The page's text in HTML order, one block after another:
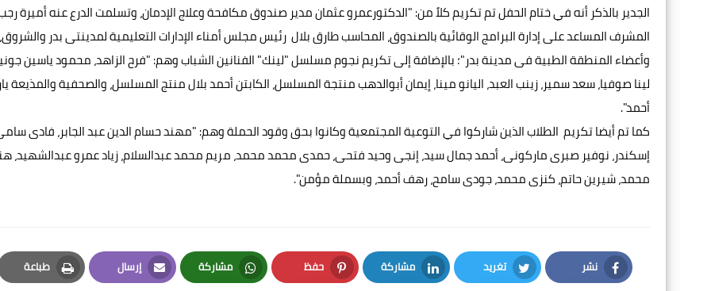
الجدير بالذكر أنه في ختام الحفل تم تكريم كلاً من: "الدكتورعمرو عثمان مدير صندوق مكافحة وعلاج الإدمان، وتسلمت الدرع عنه أميرة
المشرف المساعد على إدارة البرامج الوقائية بالصندوق، المحاسب طارق بلال رئيس مجلس أمناء الإدارات التعليمية لمدينتى بدر والشروق،
وأعضاء المنطقة الطبية فى مدينة بدر"؛ بالإضافة إلى تكريم نجوم مسلسل "لينك" الفنانين الشباب وهم: "فرح الزاهد، ⁠محمود ياسين
لينا صوفيا، سعد سمير، زينب العبد، اليانو مينا، إيمان أبوالدهب منتجة المسلسل، الكابتن أحمد بلال منتج المسلسل، والصحفية والمذيعة
أحمد".
كما تم أيضا تكريم الطلاب الذين شاركوا في التوعية المجتمعية وكانوا بحق وقود الحملة وهم: "مهند حسام الدين عبد الجابر، فادى
إسكندر، نوفير صبرى ماركونى، أحمد جمال سيد، إنجى وحيد فتحى، حمدى محمد محمد، مريم محمد عبدالسلام، زياد عمرو عبدالشهيد،
محمد، شيرين حاتم، كنزى محمد، جودى سامح، رهف أحمد، وبسملة مؤمن".
نشر
Facebook
تغريد
Twitter
مشاركة
LinkedIn
حفظ
Pinterest
مشاركة
Whatsapp
إرسال
Email
طباعة
Print